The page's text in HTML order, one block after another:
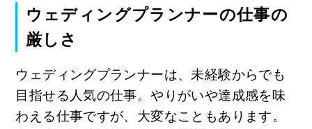
ウェディングプランナーの仕事の
厳しさ
ウェディングプランナーは、未経験からでも
目指せる人気の仕事。やりがいや達成感を味
わえる仕事ですが、大変なこともあります。